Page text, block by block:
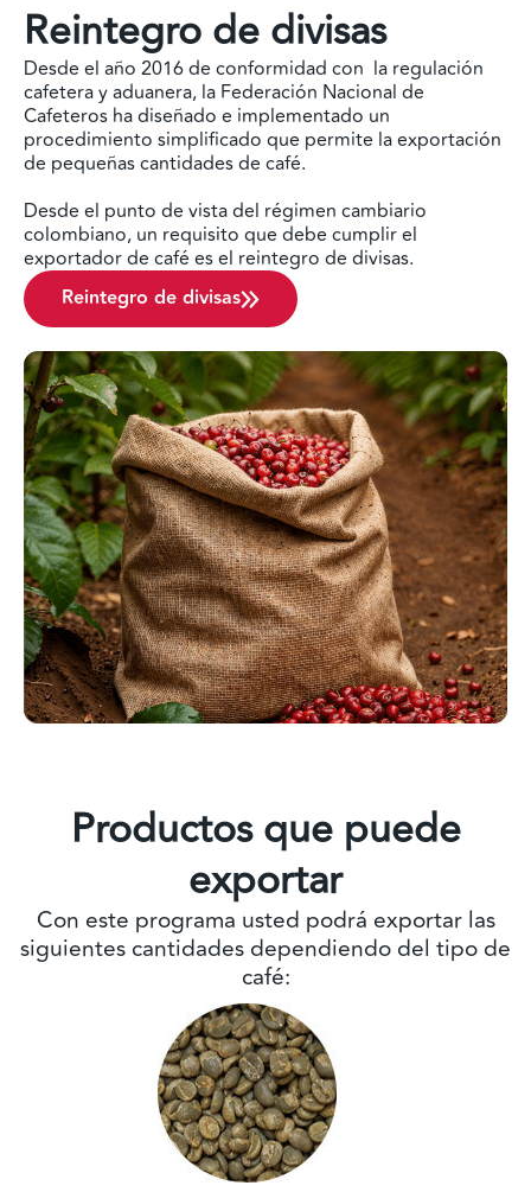
Reintegro de divisas
Desde el año 2016 de conformidad con la regulación
cafetera y aduanera, la Federación Nacional de
Cafeteros ha diseñado e implementado un
procedimiento simplificado que permite la exportación
de pequeñas cantidades de café.
Desde el punto de vista del régimen cambiario
colombiano, un requisito que debe cumplir el
exportador de café es el reintegro de divisas.
Reintegro de divisas
Productos que puede
exportar
Con este programa usted podrá exportar las
siguientes cantidades dependiendo del tipo de
café: